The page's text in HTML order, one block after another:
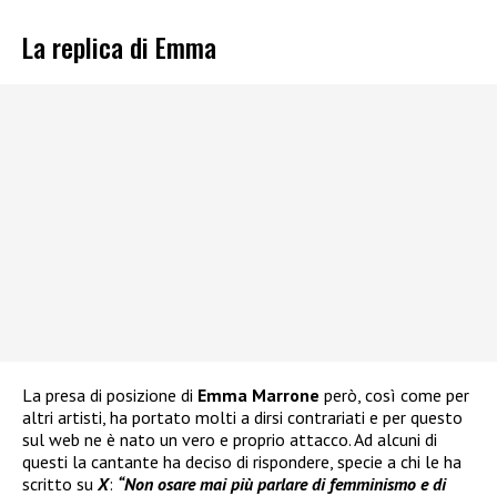
La replica di Emma
La presa di posizione di Emma Marrone però, così come per
altri artisti, ha portato molti a dirsi contrariati e per questo
sul web ne è nato un vero e proprio attacco. Ad alcuni di
questi la cantante ha deciso di rispondere, specie a chi le ha
scritto su X: “Non osare mai più parlare di femminismo e di